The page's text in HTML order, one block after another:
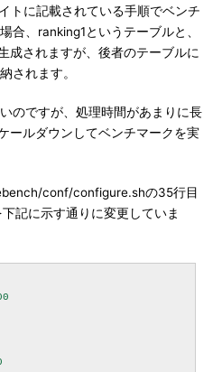
トに記載されている手順でベンチ
合、ranking1というテーブルと、
成されますが、後者のテーブルに
されます。
のですが、処理時間があまりに長
ールダウンしてベンチマークを実
conf/configure.shの35行目
記に示す通りに変更していま